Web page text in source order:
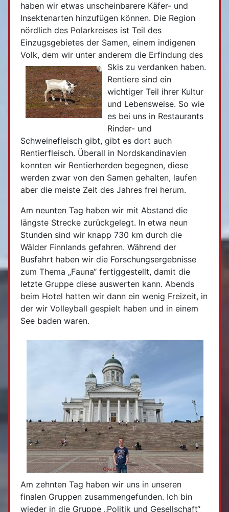
haben wir etwas unscheinbarere Käfer- und
Insektenarten hinzufügen können. Die Region
nördlich des Polarkreises ist Teil des
Einzugsgebietes der Samen, einem indigenen
Volk, dem wir unter anderem die Erfindung des
Skis zu verdanken haben.
Rentiere sind ein
wichtiger Teil ihrer Kultur
und Lebensweise. So wie
es bei uns in Restaurants
Rinder- und
Schweinefleisch gibt, gibt es dort auch
Rentierfleisch. Überall in Nordskandinavien
konnten wir Rentierherden begegnen, diese
werden zwar von den Samen gehalten, laufen
aber die meiste Zeit des Jahres frei herum.
Am neunten Tag haben wir mit Abstand die
längste Strecke zurückgelegt. In etwa neun
Stunden sind wir knapp 730 km durch die
Wälder Finnlands gefahren. Während der
Busfahrt haben wir die Forschungsergebnisse
zum Thema „Fauna“ fertiggestellt, damit die
letzte Gruppe diese auswerten kann. Abends
beim Hotel hatten wir dann ein wenig Freizeit, in
der wir Volleyball gespielt haben und in einem
See baden waren.
Am zehnten Tag haben wir uns in unseren
finalen Gruppen zusammengefunden. Ich bin
wieder in die Gruppe „Politik und Gesellschaft“